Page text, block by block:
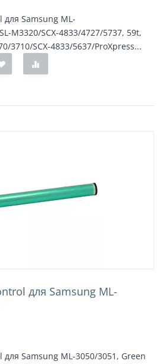
Samsung ML-
M3320/SCX-4833/4727/5737, 59t,
3710/SCX-4833/5637/ProXpress...
для Samsung ML-
Samsung ML-3050/3051, Green